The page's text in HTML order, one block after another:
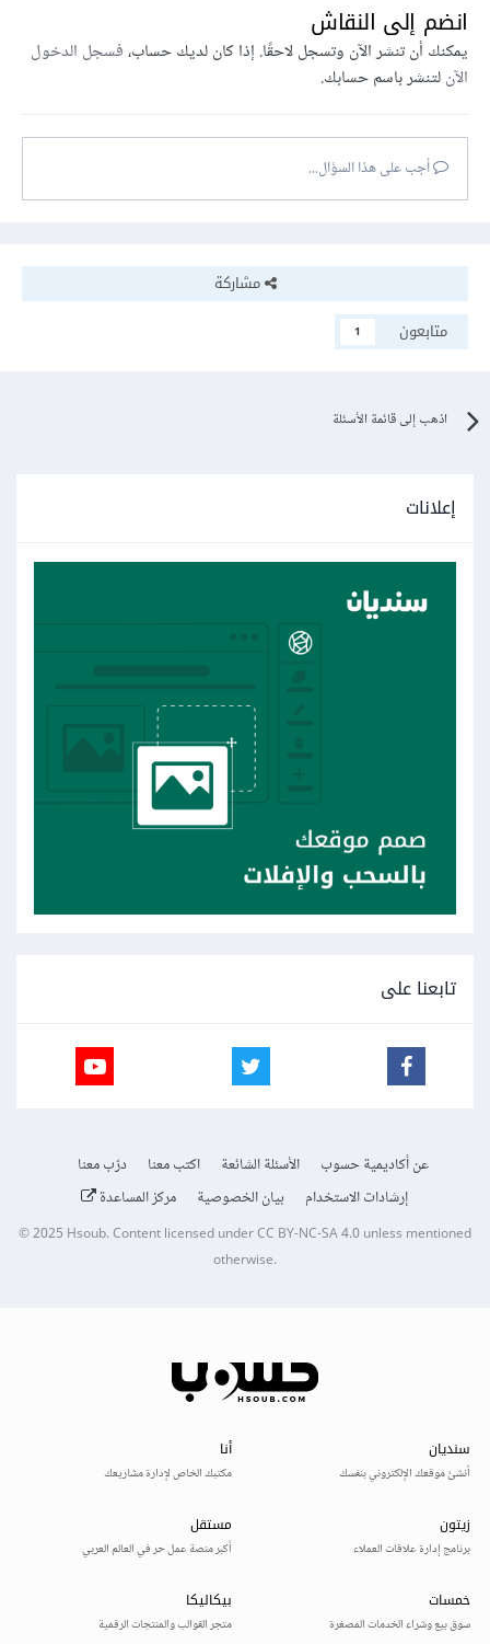
انضم إلى النقاش
يمكنك أن تنشر الآن وتسجل لاحقًا. إذا كان لديك حساب،فسجل الدخول
الآنلتنشر باسم حسابك.
أجب على هذا السؤال...
مشاركة
متابعون
1
اذهب إلى قائمة الأسئلة
إعلانات
تابعنا على
عن أكاديمية حسوب الأسئلة الشائعة اكتب معنا
درّب معنا
إرشادات الاستخدام
بيان الخصوصية مركز المساعدة
© 2025Hsoub.Content licensed underCC BY-NC-SA 4.0unless mentioned
otherwise.